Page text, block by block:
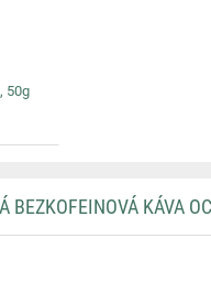
50g
BEZKOFEINOVÁ KÁVA